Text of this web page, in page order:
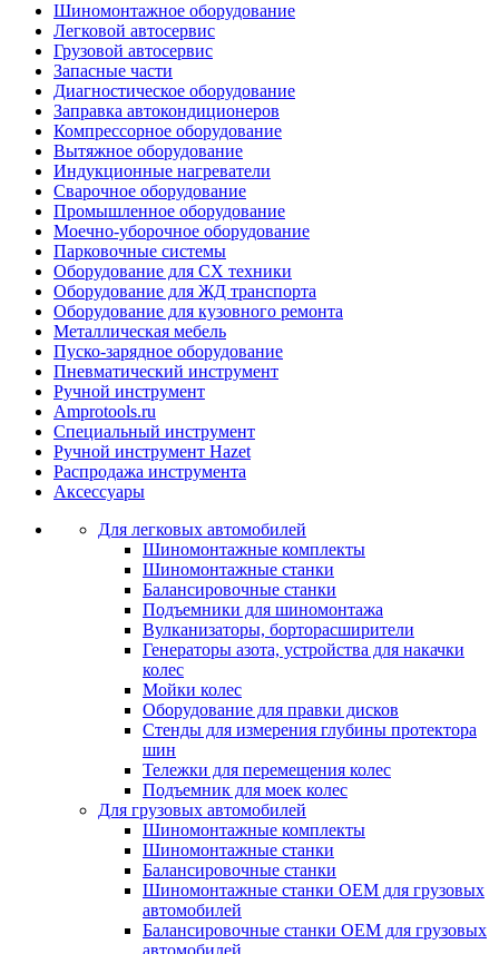
Шиномонтажное оборудование
Легковой автосервис
Грузовой автосервис
Запасные части
Диагностическое оборудование
Заправка автокондиционеров
Компрессорное оборудование
Вытяжное оборудование
Индукционные нагреватели
Сварочное оборудование
Промышленное оборудование
Моечно-уборочное оборудование
Парковочные системы
Оборудование для СХ техники
Оборудование для ЖД транспорта
Оборудование для кузовного ремонта
Металлическая мебель
Пуско-зарядное оборудование
Пневматический инструмент
Ручной инструмент
Amprotools.ru
Специальный инструмент
Ручной инструмент Hazet
Распродажа инструмента
Аксессуары
Для легковых автомобилей
Шиномонтажные комплекты
Шиномонтажные станки
Балансировочные станки
Подъемники для шиномонтажа
Вулканизаторы, борторасширители
Генераторы азота, устройства для накачки
колес
Мойки колес
Оборудование для правки дисков
Стенды для измерения глубины протектора
шин
Тележки для перемещения колес
Подъемник для моек колеc
Для грузовых автомобилей
Шиномонтажные комплекты
Шиномонтажные станки
Балансировочные станки
Шиномонтажные станки ОЕМ для грузовых
автомобилей
Балансировочные станки ОЕМ для грузовых
автомобилей